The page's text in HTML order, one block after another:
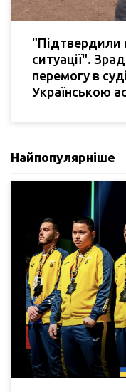
"Підтвердили
ситуації".
перемогу в
Українською
Найпопулярніше